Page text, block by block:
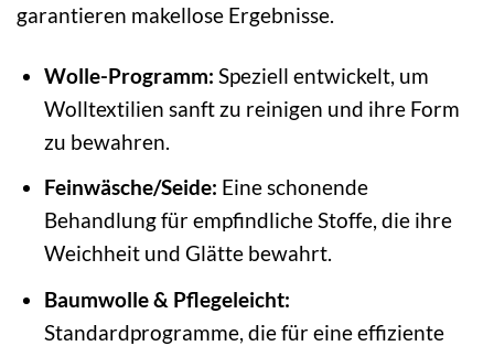
garantieren makellose Ergebnisse.
Wolle-Programm: Speziell entwickelt, um
Wolltextilien sanft zu reinigen und ihre Form
zu bewahren.
Feinwäsche/Seide: Eine schonende
Behandlung für empfindliche Stoffe, die ihre
Weichheit und Glätte bewahrt.
Baumwolle & Pflegeleicht:
Standardprogramme, die für eine effiziente